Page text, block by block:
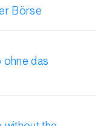
Börse
ohne das